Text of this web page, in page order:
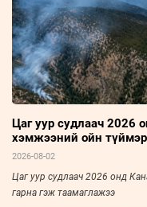
Цаг уур судлаач 2026
хэмжээний ойн
2026-08-02
Цаг уур судлаач 2026 онд
гарна гэж таамаглажээ